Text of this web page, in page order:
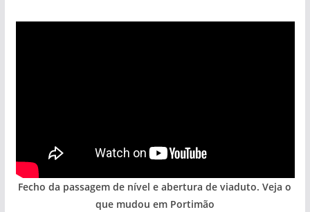
Fecho da passagem de nível e abertura de viaduto. Veja o
que mudou em Portimão